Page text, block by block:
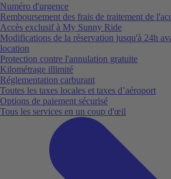
Numéro d'urgence
Remboursement des frais de traitement de
Accès exclusif à My Sunny Ride
Modifications de la réservation jusqu'à 24h
location
Protection contre l'annulation gratuite
Kilométrage illimité
Réglementation carburant
Toutes les taxes locales et taxes d’aéroport
Options de paiement sécurisé
Tous les services en un coup d'œil